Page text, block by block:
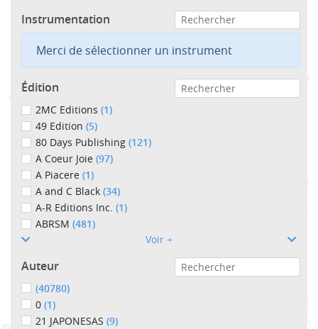
Instrumentation
Merci de sélectionner un instrument
Édition
2MC Editions (1)
49 Edition (5)
80 Days Publishing (121)
A Coeur Joie (97)
A Piacere (1)
A and C Black (34)
A-R Editions Inc. (1)
ABRSM (481)
Voir +
Auteur
(40780)
0 (1)
21 JAPONESAS (9)